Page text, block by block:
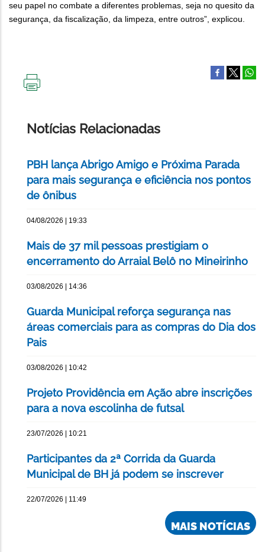
seu papel no combate a diferentes problemas, seja no quesito da
segurança, da fiscalização, da limpeza, entre outros”, explicou.
Notícias Relacionadas
PBH lança Abrigo Amigo e Próxima Parada
para mais segurança e eficiência nos pontos
de ônibus
04/08/2026 | 19:33
Mais de 37 mil pessoas prestigiam o
encerramento do Arraial Belô no Mineirinho
03/08/2026 | 14:36
Guarda Municipal reforça segurança nas
áreas comerciais para as compras do Dia dos
Pais
03/08/2026 | 10:42
Projeto Providência em Ação abre inscrições
para a nova escolinha de futsal
23/07/2026 | 10:21
Participantes da 2ª Corrida da Guarda
Municipal de BH já podem se inscrever
22/07/2026 | 11:49
MAIS NOTÍCIAS